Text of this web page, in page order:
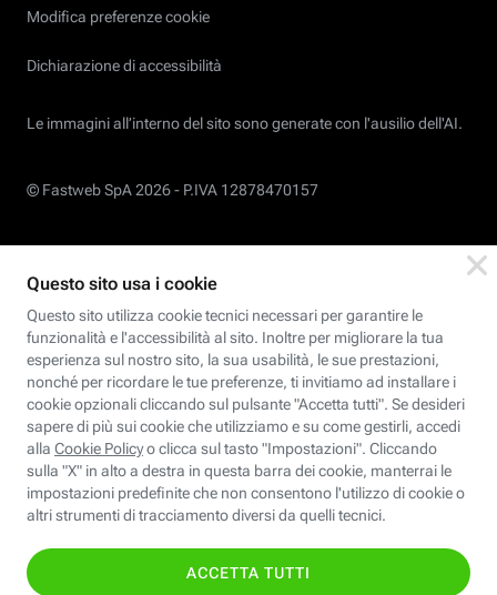
Modifica preferenze cookie
Dichiarazione di accessibilità
Le immagini all’interno del sito sono generate con l'ausilio dell'AI.
© Fastweb SpA 2026 - P.IVA 12878470157